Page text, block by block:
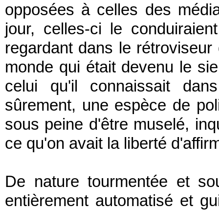
opposées à celles des
jour, celles-ci le
regardant dans le
monde qui était devenu le
celui qu'il connaissait
sûrement, une espèce de
sous peine d'être muselé,
ce qu'on avait la liberté
De nature tourmentée et
entièrement automatisé et